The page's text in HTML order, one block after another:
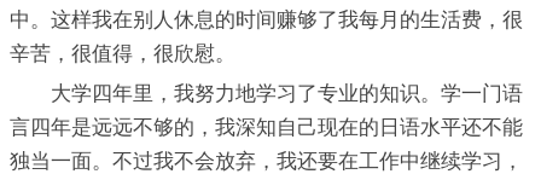
中。这样我在别人休息的时间赚够了我每月的生活费，很
辛苦，很值得，很欣慰。
大学四年里，我努力地学习了专业的知识。学一门语
言四年是远远不够的，我深知自己现在的日语水平还不能
独当一面。不过我不会放弃，我还要在工作中继续学习，